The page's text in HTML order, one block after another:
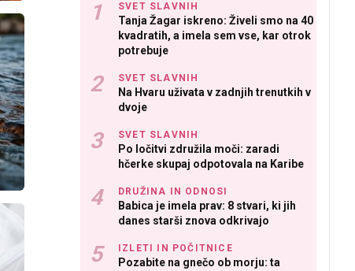
SVET SLAVNIH
Tanja Žagar iskreno: Živeli smo na 40
kvadratih, a imela sem vse, kar otrok
potrebuje
SVET SLAVNIH
Na Hvaru uživata v zadnjih trenutkih v
dvoje
SVET SLAVNIH
Po ločitvi združila moči: zaradi
hčerke skupaj odpotovala na Karibe
DRUŽINA IN ODNOSI
Babica je imela prav: 8 stvari, ki jih
danes starši znova odkrivajo
IZLETI IN POČITNICE
Pozabite na gnečo ob morju: ta